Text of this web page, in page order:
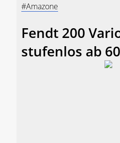
#Amazone
Fendt 200
stufenlos ab